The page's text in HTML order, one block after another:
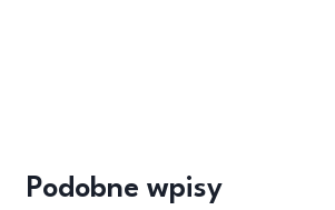
Podobne wpisy